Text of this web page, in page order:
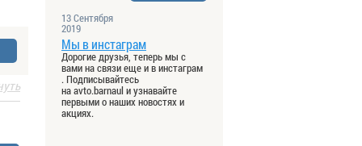
13 Сентября
2019
Мы в инстаграм
Дорогие друзья, теперь мы с
вами на связи еще и в инстаграм
. Подписывайтесь
на avto.barnaul и узнавайте
первыми о наших новостях и
акциях.